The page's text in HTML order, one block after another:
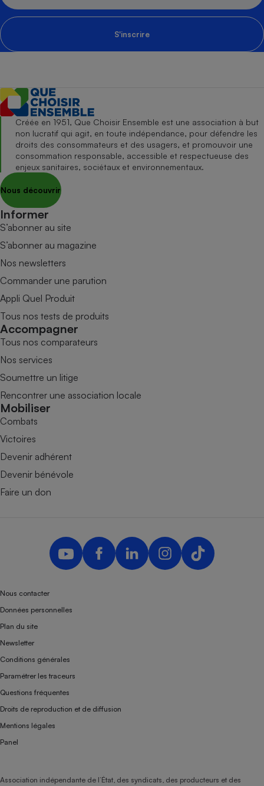
S'inscrire
Créée en 1951, Que Choisir Ensemble est une association à but
non lucratif qui agit, en toute indépendance, pour défendre les
droits des consommateurs et des usagers, et promouvoir une
consommation responsable, accessible et respectueuse des
enjeux sanitaires, sociétaux et environnementaux.
Nous découvrir
Informer
S’abonner au site
S’abonner au magazine
Nos newsletters
Commander une parution
Appli Quel Produit
Tous nos tests de produits
Accompagner
Tous nos comparateurs
Nos services
Soumettre un litige
Rencontrer une association locale
Mobiliser
Combats
Victoires
Devenir adhérent
Devenir bénévole
Faire un don
Nous contacter
Données personnelles
Plan du site
Newsletter
Conditions générales
Paramétrer les traceurs
Questions fréquentes
Droits de reproduction et de diffusion
Mentions légales
Panel
Association indépendante de l’État, des syndicats, des producteurs et des